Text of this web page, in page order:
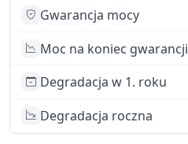
Gwarancja mocy
Moc na koniec gwarancji
Degradacja w 1. roku
Degradacja roczna